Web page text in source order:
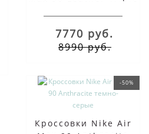
7770 руб.
8990 руб.
-50%
Кроссовки Nike Air